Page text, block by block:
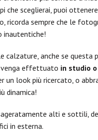
che sceglierai, puoi
ricorda sempre che le
inautentiche!
anche se questa
effettuato in studio
un look più ricercato, o
dinamica!
alti e sottili,
in esterna.